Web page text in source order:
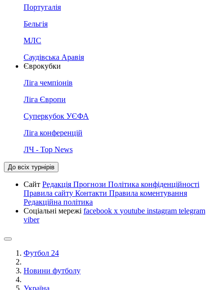
Португалія
Бельгія
МЛС
Саудівська Аравія
Єврокубки
Ліга чемпіонів
Ліга Європи
Суперкубок УЄФА
Ліга конференцій
ЛЧ - Top News
До всіх турнірів
Сайт Редакція Прогнози Політика конфіденційності
Правила сайту Контакти Правила коментування
Редакційна політика
Соціальні мережі facebook x youtube instagram telegram
viber
Футбол 24
Новини футболу
Україна